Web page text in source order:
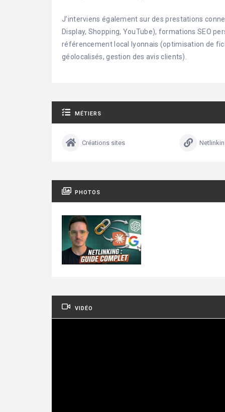
J’interviens également sur des prestations
Display, Shopping, YouTube), formations SEO
référencement local lyonnais (optimisation de
géolocalisés, gestion des avis clients).
MÉTIERS
Créations sites
PHOTOS
VIDÉO